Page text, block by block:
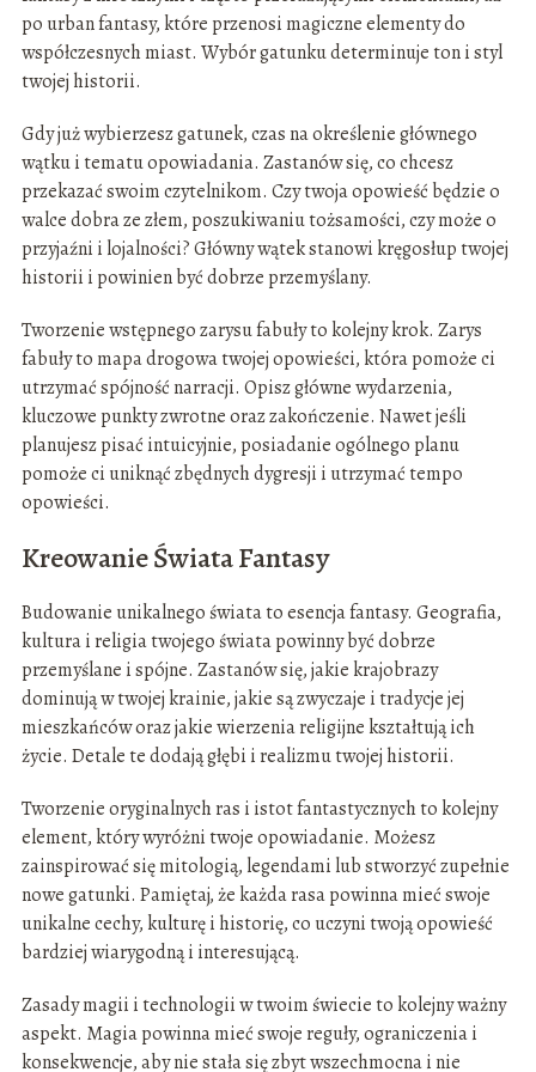
po urban fantasy, które przenosi magiczne elementy do
współczesnych miast. Wybór gatunku determinuje ton i styl
twojej historii.
Gdy już wybierzesz gatunek, czas na określenie głównego
wątku i tematu opowiadania. Zastanów się, co chcesz
przekazać swoim czytelnikom. Czy twoja opowieść będzie o
walce dobra ze złem, poszukiwaniu tożsamości, czy może o
przyjaźni i lojalności? Główny wątek stanowi kręgosłup twojej
historii i powinien być dobrze przemyślany.
Tworzenie wstępnego zarysu fabuły to kolejny krok. Zarys
fabuły to mapa drogowa twojej opowieści, która pomoże ci
utrzymać spójność narracji. Opisz główne wydarzenia,
kluczowe punkty zwrotne oraz zakończenie. Nawet jeśli
planujesz pisać intuicyjnie, posiadanie ogólnego planu
pomoże ci uniknąć zbędnych dygresji i utrzymać tempo
opowieści.
Kreowanie Świata Fantasy
Budowanie unikalnego świata to esencja fantasy. Geografia,
kultura i religia twojego świata powinny być dobrze
przemyślane i spójne. Zastanów się, jakie krajobrazy
dominują w twojej krainie, jakie są zwyczaje i tradycje jej
mieszkańców oraz jakie wierzenia religijne kształtują ich
życie. Detale te dodają głębi i realizmu twojej historii.
Tworzenie oryginalnych ras i istot fantastycznych to kolejny
element, który wyróżni twoje opowiadanie. Możesz
zainspirować się mitologią, legendami lub stworzyć zupełnie
nowe gatunki. Pamiętaj, że każda rasa powinna mieć swoje
unikalne cechy, kulturę i historię, co uczyni twoją opowieść
bardziej wiarygodną i interesującą.
Zasady magii i technologii w twoim świecie to kolejny ważny
aspekt. Magia powinna mieć swoje reguły, ograniczenia i
konsekwencje, aby nie stała się zbyt wszechmocna i nie